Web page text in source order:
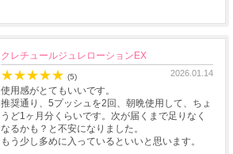
クレチュールジュレローションEX
★★★★★ (5) 2026.01.14
使用感がとてもいいです。
推奨通り、5プッシュを2回、朝晩使用して、ちょ
うど1ヶ月分くらいです。次が届くまで足りなく
なるかも？と不安になりました。
もう少し多めに入っているといいと思います。